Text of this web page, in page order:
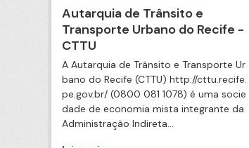
Autarquia de Trânsito e
Transporte Urbano do Recife -
CTTU
A Autarquia de Trânsito e Transporte Ur
bano do Recife (CTTU) http://cttu.recife.
pe.gov.br/ (0800 081 1078) é uma socie
dade de economia mista integrante da
Administração Indireta...